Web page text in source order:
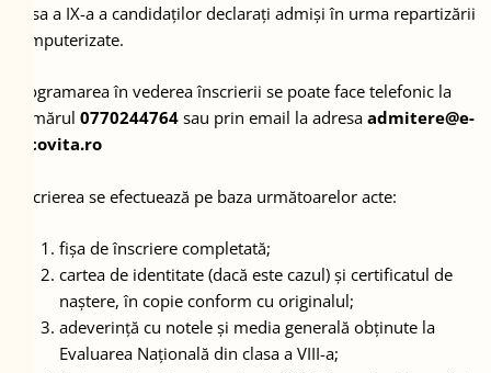
clasa a IX-a a candidaților declarați admiși în urma repartizării
computerizate.
Programarea în vederea înscrierii se poate face telefonic la
numărul 0770244764 sau prin email la adresa admitere@e-
racovita.ro
Înscrierea se efectuează pe baza următoarelor acte:
fișa de înscriere completată;
cartea de identitate (dacă este cazul) și certificatul de
naștere, în copie conform cu originalul;
adeverință cu notele și media generală obținute la
Evaluarea Națională din clasa a VIII-a;